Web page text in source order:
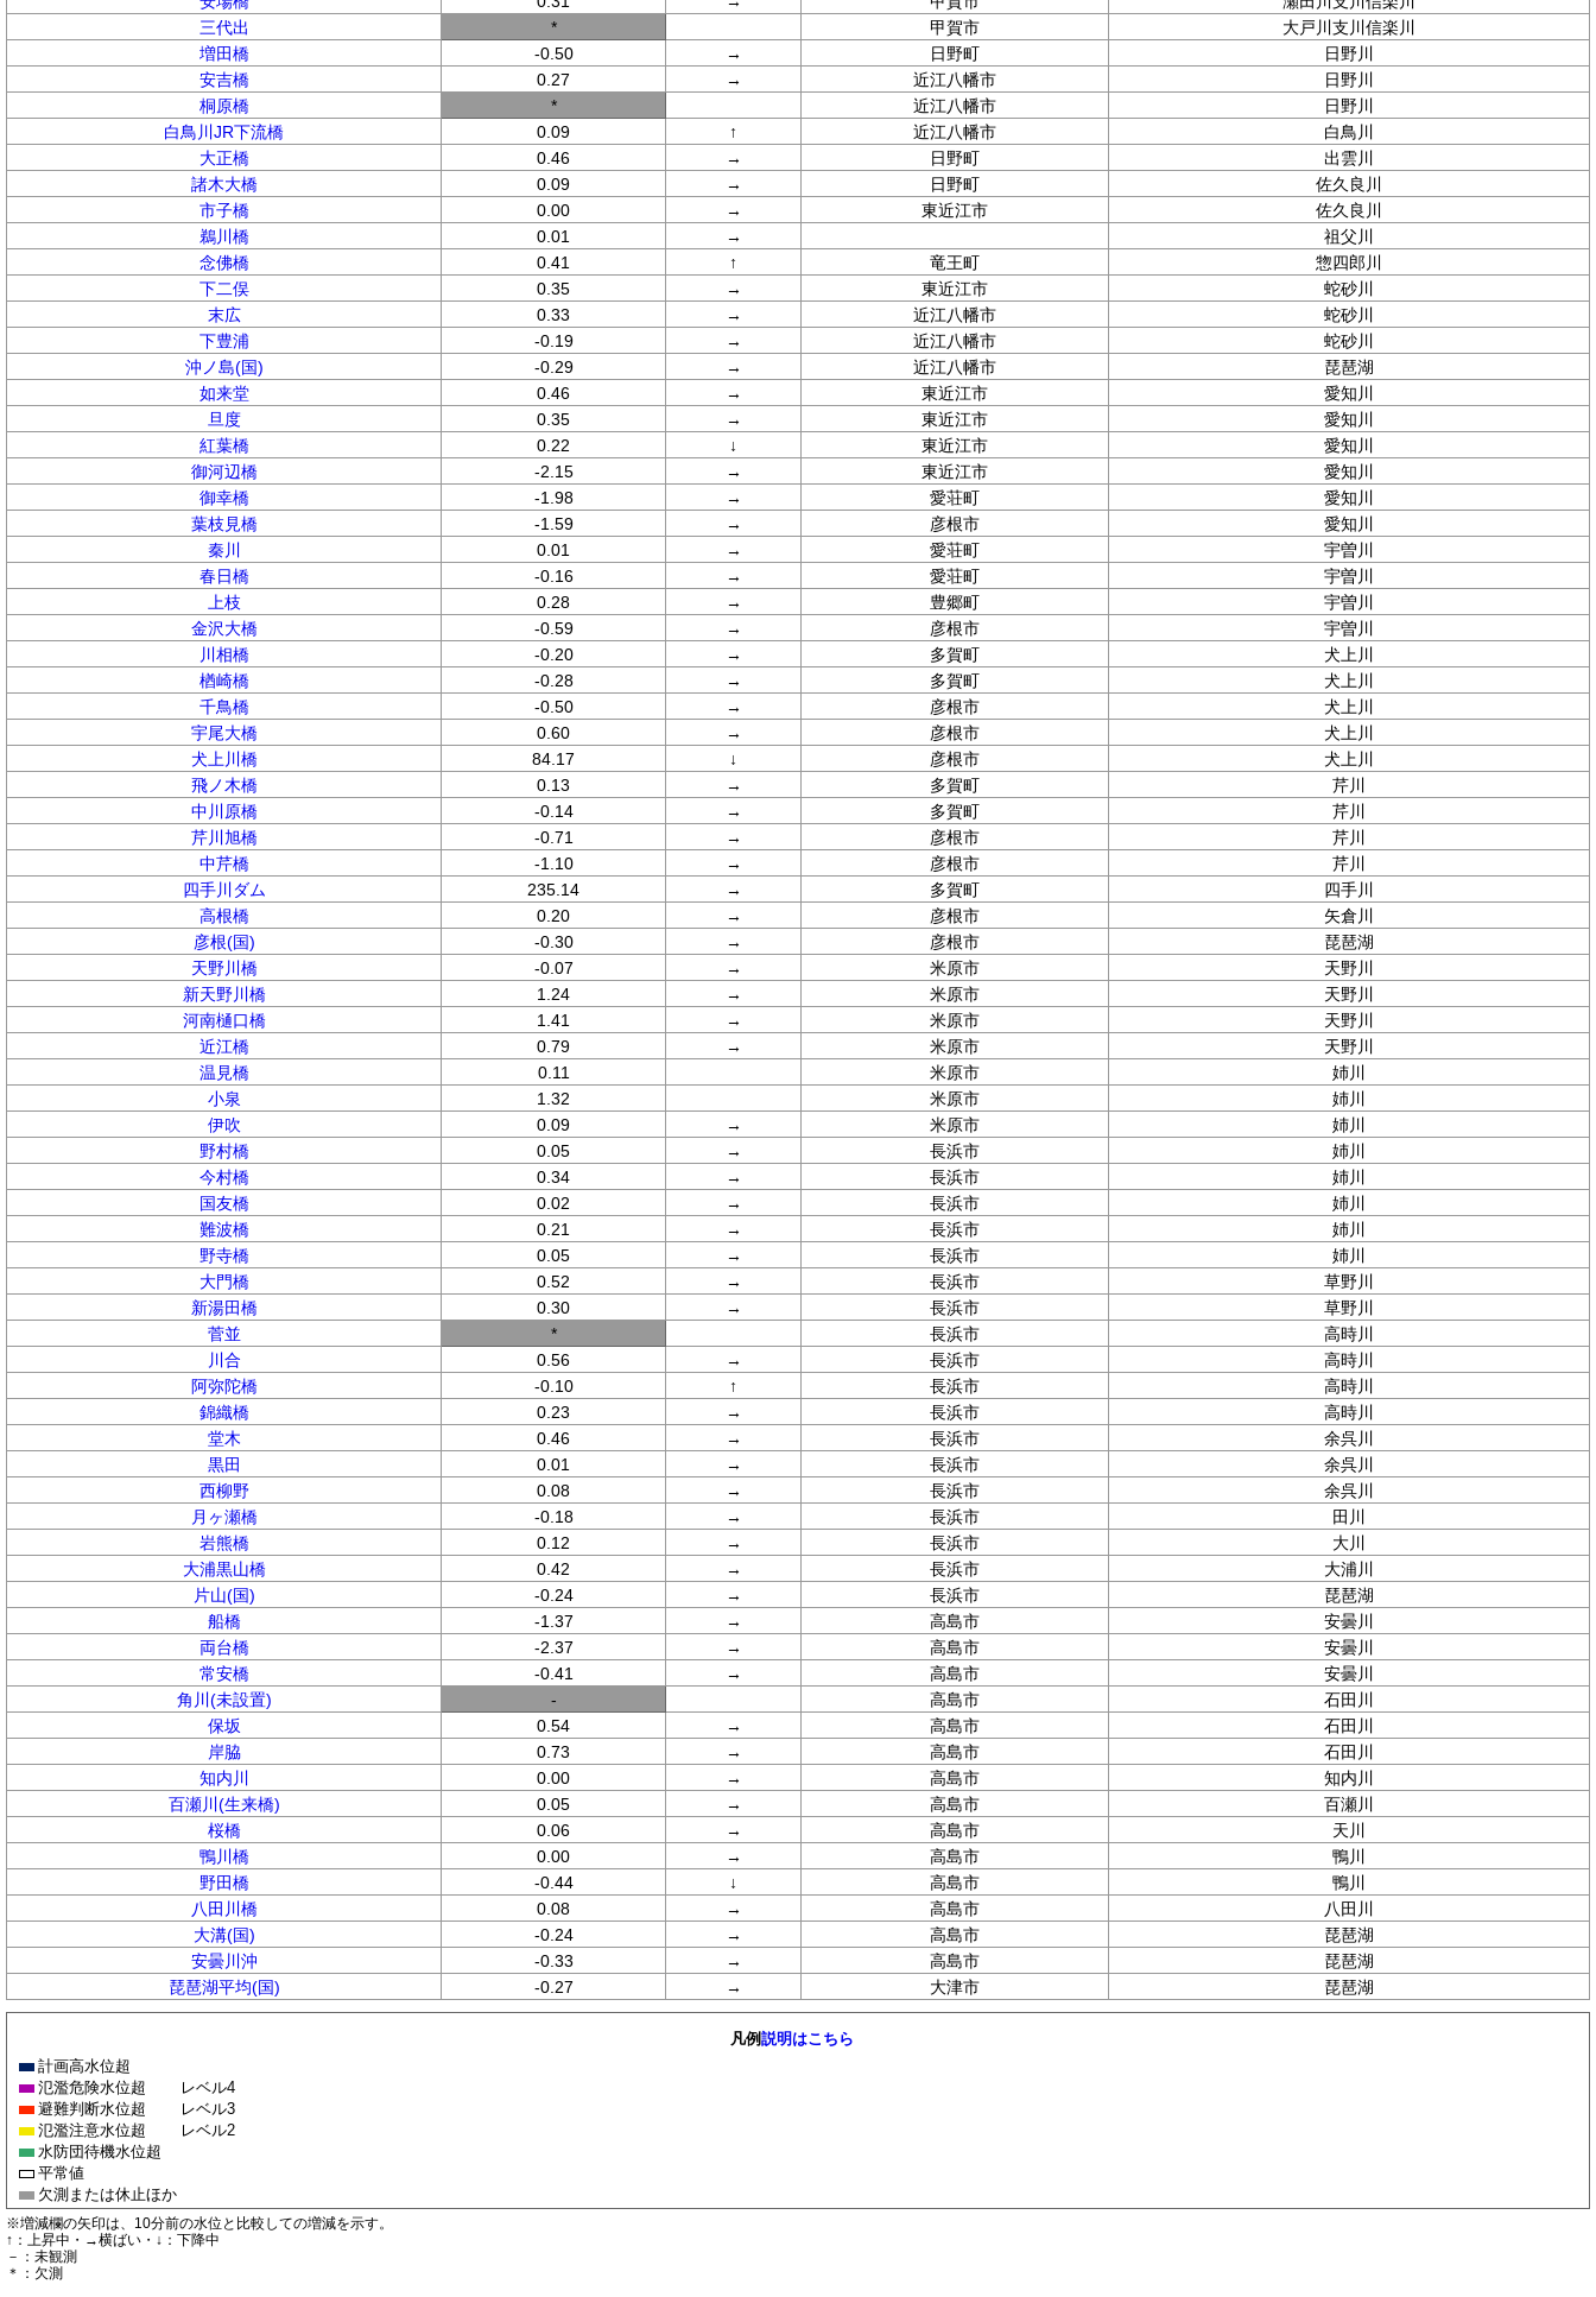
三代出
* 甲賀市
大戸川支川信楽川
増田橋
-0.50 → 日野町
日野川
安吉橋
0.27 → 近江八幡市
日野川
桐原橋
* 近江八幡市
日野川
白鳥川JR下流橋
0.09 ↑ 近江八幡市
白鳥川
大正橋
0.46 → 日野町
出雲川
諸木大橋
0.09 → 日野町
佐久良川
市子橋
0.00 → 東近江市
佐久良川
鵜川橋
0.01 →
祖父川
念佛橋
0.41 ↑ 竜王町
惣四郎川
下二俣
0.35 → 東近江市
蛇砂川
末広
0.33 → 近江八幡市
蛇砂川
下豊浦
-0.19 → 近江八幡市
蛇砂川
沖ノ島(国)
-0.29 → 近江八幡市
琵琶湖
如来堂
0.46 → 東近江市
愛知川
旦度
0.35 → 東近江市
愛知川
紅葉橋
0.22 ↓ 東近江市
愛知川
御河辺橋
-2.15 → 東近江市
愛知川
御幸橋
-1.98 → 愛荘町
愛知川
葉枝見橋
-1.59 → 彦根市
愛知川
秦川
0.01 → 愛荘町
宇曽川
春日橋
-0.16 → 愛荘町
宇曽川
上枝
0.28 → 豊郷町
宇曽川
金沢大橋
-0.59 → 彦根市
宇曽川
川相橋
-0.20 → 多賀町
犬上川
楢崎橋
-0.28 → 多賀町
犬上川
千鳥橋
-0.50 → 彦根市
犬上川
宇尾大橋
0.60 → 彦根市
犬上川
犬上川橋
84.17 ↓ 彦根市
犬上川
飛ノ木橋
0.13 → 多賀町
芹川
中川原橋
-0.14 → 多賀町
芹川
芹川旭橋
-0.71 → 彦根市
芹川
中芹橋
-1.10 → 彦根市
芹川
四手川ダム
235.14 → 多賀町
四手川
高根橋
0.20 → 彦根市
矢倉川
彦根(国)
-0.30 → 彦根市
琵琶湖
天野川橋
-0.07 → 米原市
天野川
新天野川橋
1.24 → 米原市
天野川
河南樋口橋
1.41 → 米原市
天野川
近江橋
0.79 → 米原市
天野川
温見橋
0.11 米原市
姉川
小泉
1.32 米原市
姉川
伊吹
0.09 → 米原市
姉川
野村橋
0.05 → 長浜市
姉川
今村橋
0.34 → 長浜市
姉川
国友橋
0.02 → 長浜市
姉川
難波橋
0.21 → 長浜市
姉川
野寺橋
0.05 → 長浜市
姉川
大門橋
0.52 → 長浜市
草野川
新湯田橋
0.30 → 長浜市
草野川
菅並
* 長浜市
高時川
川合
0.56 → 長浜市
高時川
阿弥陀橋
-0.10 ↑ 長浜市
高時川
錦織橋
0.23 → 長浜市
高時川
堂木
0.46 → 長浜市
余呉川
黒田
0.01 → 長浜市
余呉川
西柳野
0.08 → 長浜市
余呉川
月ヶ瀬橋
-0.18 → 長浜市
田川
岩熊橋
0.12 → 長浜市
大川
大浦黒山橋
0.42 → 長浜市
大浦川
片山(国)
-0.24 → 長浜市
琵琶湖
船橋
-1.37 → 高島市
安曇川
両台橋
-2.37 → 高島市
安曇川
常安橋
-0.41 → 高島市
安曇川
角川(未設置)
- 高島市
石田川
保坂
0.54 → 高島市
石田川
岸脇
0.73 → 高島市
石田川
知内川
0.00 → 高島市
知内川
百瀬川(生来橋)
0.05 → 高島市
百瀬川
桜橋
0.06 → 高島市
天川
鴨川橋
0.00 → 高島市
鴨川
野田橋
-0.44 ↓ 高島市
鴨川
八田川橋
0.08 → 高島市
八田川
大溝(国)
-0.24 → 高島市
琵琶湖
安曇川沖
-0.33 → 高島市
琵琶湖
琵琶湖平均(国)
-0.27 → 大津市 琵琶湖
凡例説明はこちら
計画高水位超
氾濫危険水位超
レベル4
避難判断水位超
レベル3
氾濫注意水位超
レベル2
水防団待機水位超
平常値
欠測または休止ほか
※増減欄の矢印は、10分前の水位と比較しての増減を示す。
↑：上昇中・→横ばい・↓：下降中
－：未観測
＊：欠測